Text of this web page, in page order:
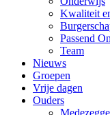
Kwaliteit
Passend
Team
Nieuws
Groepen
Vrije dagen
Ouders